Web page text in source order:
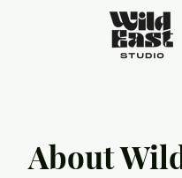
About